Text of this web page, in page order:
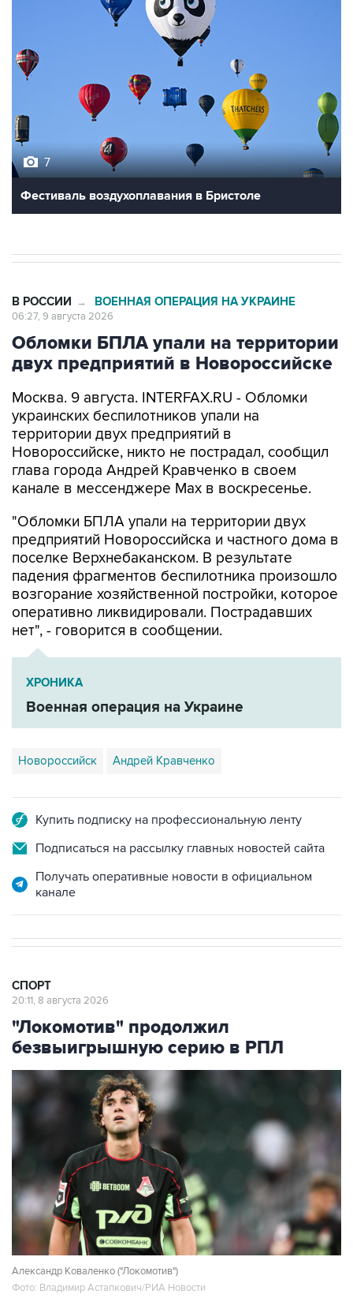
7
Фестиваль воздухоплавания в Бристоле
В РОССИИ → ВОЕННАЯ ОПЕРАЦИЯ НА УКРАИНЕ
06:27, 9 августа 2026
Обломки БПЛА упали на территории
двух предприятий в Новороссийске
Москва. 9 августа. INTERFAX.RU - Обломки
украинских беспилотников упали на
территории двух предприятий в
Новороссийске, никто не пострадал, сообщил
глава города Андрей Кравченко в своем
канале в мессенджере Max в воскресенье.
"Обломки БПЛА упали на территории двух
предприятий Новороссийска и частного дома в
поселке Верхнебаканском. В результате
падения фрагментов беспилотника произошло
возгорание хозяйственной постройки, которое
оперативно ликвидировали. Пострадавших
нет", - говорится в сообщении.
ХРОНИКА
Военная операция на Украине
Новороссийск Андрей Кравченко
Купить подписку на профессиональную ленту
Подписаться на рассылку главных новостей сайта
Получать оперативные новости в официальном
канале
СПОРТ
20:11, 8 августа 2026
"Локомотив" продолжил
безвыигрышную серию в РПЛ
Александр Коваленко ("Локомотив")
Фото: Владимир Астапкович/РИА Новости